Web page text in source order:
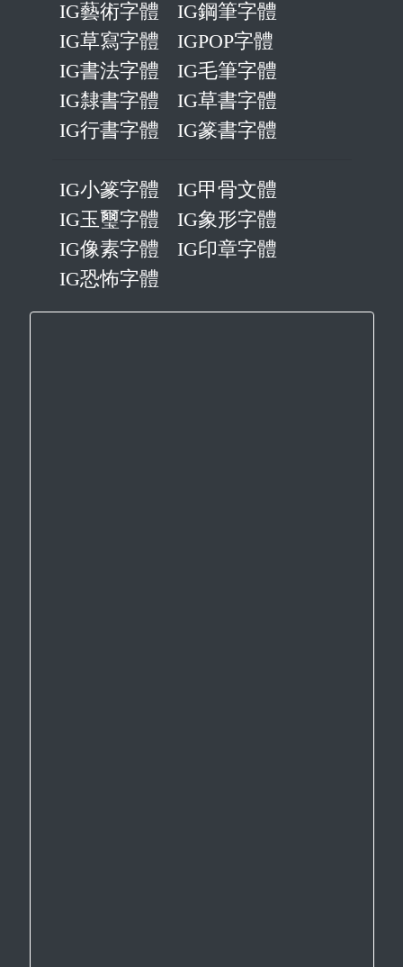
IG藝術字體
IG鋼筆字體
IG草寫字體
IGPOP字體
IG書法字體
IG毛筆字體
IG隸書字體
IG草書字體
IG行書字體
IG篆書字體
IG小篆字體
IG甲骨文體
IG玉璽字體
IG象形字體
IG像素字體
IG印章字體
IG恐怖字體